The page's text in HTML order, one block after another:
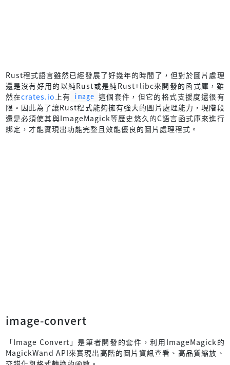
Rust程式語言雖然已經發展了好幾年的時間了，但對於圖片處理
還是沒有好用的以純Rust或是純Rust+libc來開發的函式庫，雖
然在crates.io 上有 image 這個套件，但它的格式支援度還很有
限。因此為了讓Rust程式能夠擁有強大的圖片處理能力，現階段
還是必須使其與ImageMagick等歷史悠久的C語言函式庫來進行
綁定，才能實現出功能完整且效能優良的圖片處理程式。
image-convert
「Image Convert」是筆者開發的套件，利用ImageMagick的
MagickWand API來實現出高階的圖片資訊查看、高品質縮放、